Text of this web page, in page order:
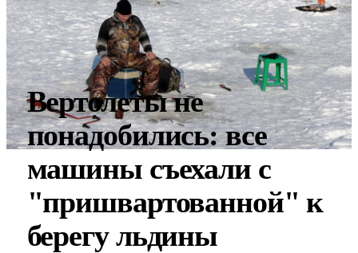
Вертолеты не
понадобились: все
машины съехали с
"пришвартованной" к
берегу льдины